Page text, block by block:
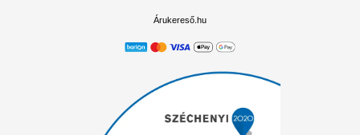
Árukereső.hu